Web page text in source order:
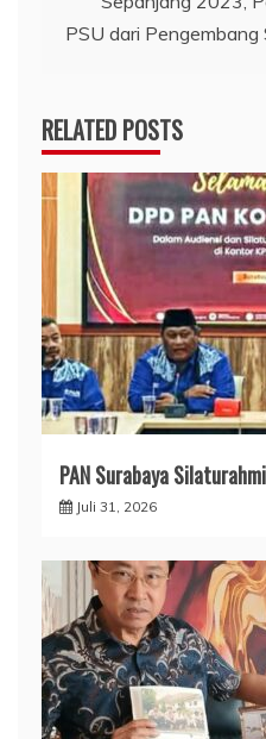
PSU dari Pengembang
RELATED POSTS
PAN Surabaya
Juli 31, 2026